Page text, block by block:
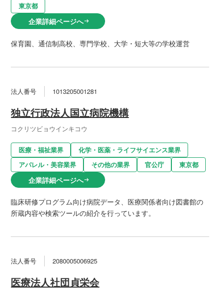
東京都
企業詳細ページへarrow_right_alt
保育園、通信制高校、専門学校、大学・短大等の学校運営
法人番号 1013205001281
独立行政法人国立病院機構
コクリツビョウインキコウ
医療・福祉業界
化学・医薬・ライフサイエンス業界
アパレル・美容業界
その他の業界 官公庁 東京都
企業詳細ページへarrow_right_alt
臨床研修プログラム向け病院データ、医療関係者向け図書館の
所蔵内容や検索ツールの紹介を行っています。
法人番号 2080005006925
医療法人社団貞栄会